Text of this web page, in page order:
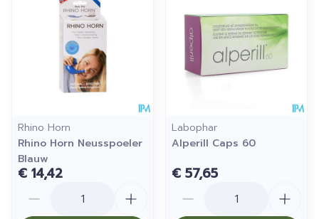
Rhino Horn
Rhino Horn Neusspoeler
Blauw
€ 14,42
Labophar
Alperill Caps 60
€ 57,65